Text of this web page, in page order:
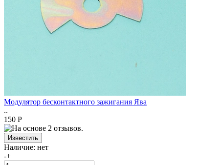
Модулятор бесконтактного зажигания Ява
..
150 Р
Наличие: нет
-+